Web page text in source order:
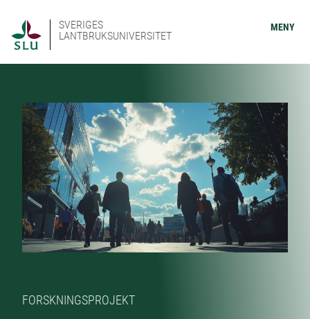
SVERIGES
LANTBRUKSUNIVERSITET
MENY
FORSKNINGSPROJEKT